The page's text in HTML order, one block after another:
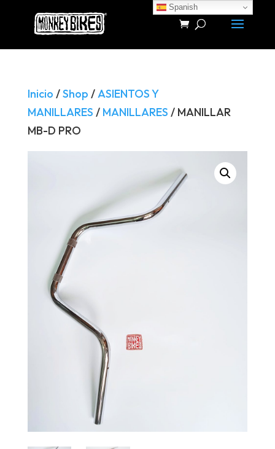
Búsqueda
productos
Inicio /Shop /ASIENTOS Y
MANILLARES / MANILLARES / MANILLAR
MB-D PRO
Spanish